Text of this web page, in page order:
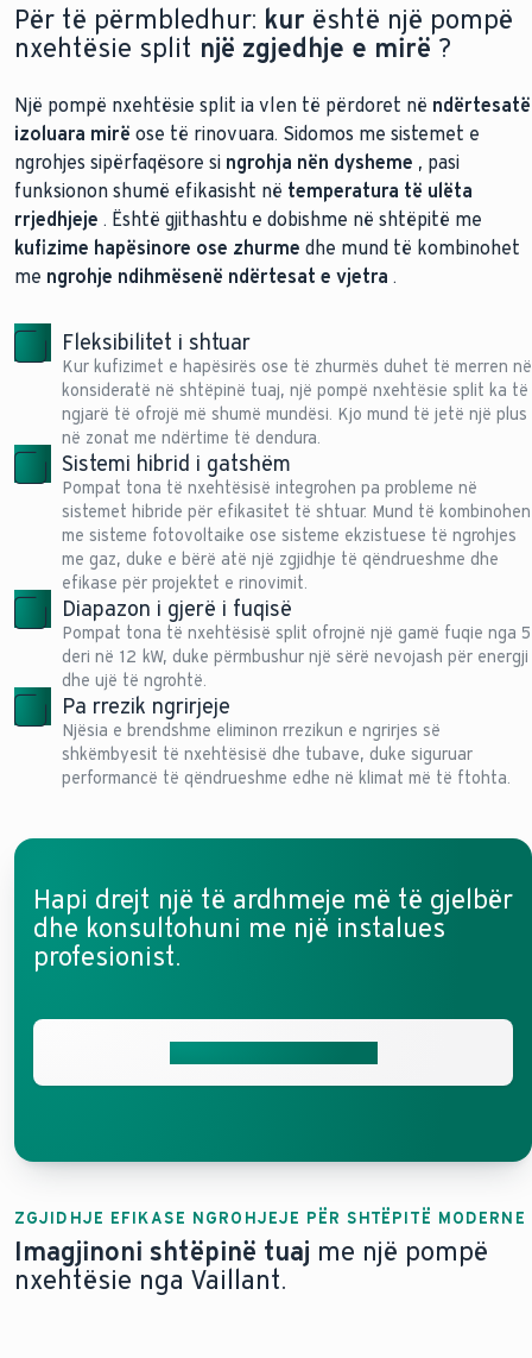
Për të përmbledhur: kur është një pompë
nxehtësie split një zgjedhje e mirë ?
Një pompë nxehtësie split ia vlen të përdoret në ndërtesatë
izoluara mirë ose të rinovuara. Sidomos me sistemet e
ngrohjes sipërfaqësore si ngrohja nën dysheme , pasi
funksionon shumë efikasisht në temperatura të ulëta
rrjedhjeje . Është gjithashtu e dobishme në shtëpitë me
kufizime hapësinore ose zhurme dhe mund të kombinohet
me ngrohje ndihmësenë ndërtesat e vjetra .
Fleksibilitet i shtuar
Kur kufizimet e hapësirës ose të zhurmës duhet të merren në
konsideratë në shtëpinë tuaj, një pompë nxehtësie split ka të
ngjarë të ofrojë më shumë mundësi. Kjo mund të jetë një plus
në zonat me ndërtime të dendura.
Sistemi hibrid i gatshëm
Pompat tona të nxehtësisë integrohen pa probleme në
sistemet hibride për efikasitet të shtuar. Mund të kombinohen
me sisteme fotovoltaike ose sisteme ekzistuese të ngrohjes
me gaz, duke e bërë atë një zgjidhje të qëndrueshme dhe
efikase për projektet e rinovimit.
Diapazon i gjerë i fuqisë
Pompat tona të nxehtësisë split ofrojnë një gamë fuqie nga 5
deri në 12 kW, duke përmbushur një sërë nevojash për energji
dhe ujë të ngrohtë.
Pa rrezik ngrirjeje
Njësia e brendshme eliminon rrezikun e ngrirjes së
shkëmbyesit të nxehtësisë dhe tubave, duke siguruar
performancë të qëndrueshme edhe në klimat më të ftohta.
Hapi drejt një të ardhmeje më të gjelbër
dhe konsultohuni me një instalues
profesionist.
ZGJIDHJE EFIKASE NGROHJEJE PËR SHTËPITË MODERNE
Imagjinoni shtëpinë tuaj me një pompë
nxehtësie nga Vaillant.